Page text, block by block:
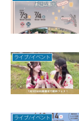
ライブ/イベント
ライブ/イベント